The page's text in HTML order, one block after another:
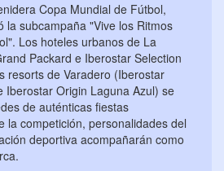
Copa Mundial de Fútbol,
la subcampaña "Vive los Ritmos
Los hoteles urbanos de La
Packard e Iberostar Selection
resorts de Varadero (Iberostar
Iberostar Origin Laguna Azul) se
de auténticas fiestas
la competición, personalidades del
deportiva acompañarán como